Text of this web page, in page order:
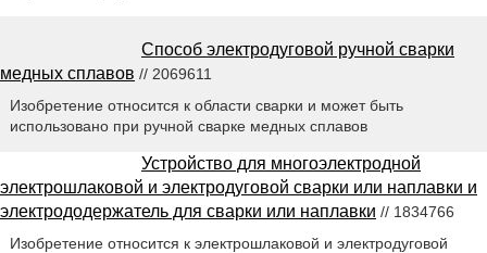
Способ электродуговой ручной сварки
медных сплавов // 2069611
Изобретение относится к области сварки и может быть
использовано при ручной сварке медных сплавов
Устройство для многоэлектродной
электрошлаковой и электродуговой сварки или наплавки и
электрододержатель для сварки или наплавки // 1834766
Изобретение относится к электрошлаковой и электродуговой